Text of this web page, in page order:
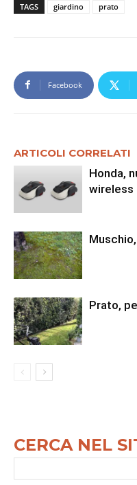
TAGS giardino prato
Facebook
ARTICOLI CORRELATI
Honda,
wireless
Prato,
CERCA NEL